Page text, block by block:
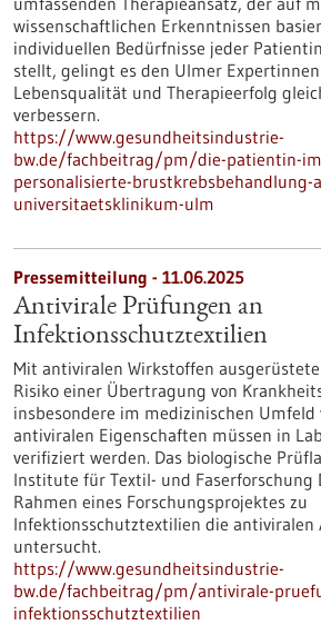
wissenschaftlichen Erkenntnissen
individuellen Bedürfnisse jeder
stellt, gelingt es den Ulmer
Lebensqualität und Therapieerfolg
verbessern.
https://www.gesundheitsindustrie-
bw.de/fachbeitrag/pm/die-patientin-
personalisierte-brustkrebsbehandlung-
universitaetsklinikum-ulm
Pressemitteilung - 11.06.2025
Antivirale Prüfungen an
Infektionsschutztextilien
Mit antiviralen Wirkstoffen
Risiko einer Übertragung von
insbesondere im medizinischen Umfeld
antiviralen Eigenschaften müssen in
verifiziert werden. Das biologische
Institute für Textil- und Faserforschung
Rahmen eines Forschungsprojektes zu
Infektionsschutztextilien die antiviralen
untersucht.
https://www.gesundheitsindustrie-
bw.de/fachbeitrag/pm/antivirale-
infektionsschutztextilien